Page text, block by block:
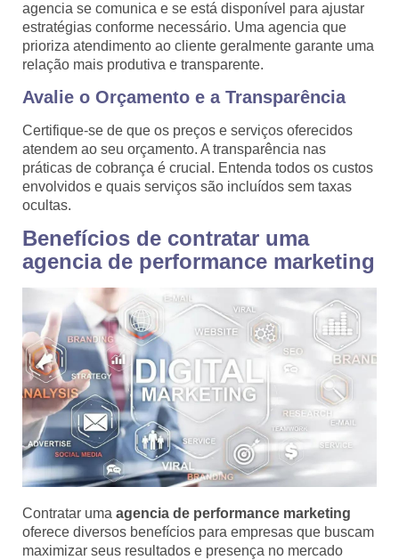
agencia se comunica e se está disponível para ajustar
estratégias conforme necessário. Uma agencia que
prioriza atendimento ao cliente geralmente garante uma
relação mais produtiva e transparente.
Avalie o Orçamento e a Transparência
Certifique-se de que os preços e serviços oferecidos
atendem ao seu orçamento. A transparência nas
práticas de cobrança é crucial. Entenda todos os custos
envolvidos e quais serviços são incluídos sem taxas
ocultas.
Benefícios de contratar uma
agencia de performance marketing
Contratar uma agencia de performance marketing
oferece diversos benefícios para empresas que buscam
maximizar seus resultados e presença no mercado